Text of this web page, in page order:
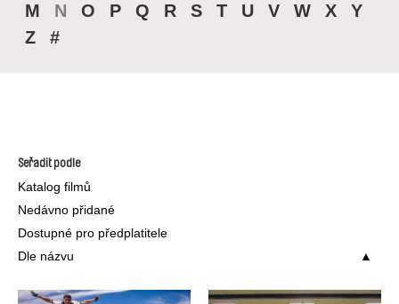
M
N O P Q R S T U V W X
Y
Z
#
Seřadit podle
Katalog filmů
Nedávno přidané
Dostupné pro předplatitele
Dle názvu